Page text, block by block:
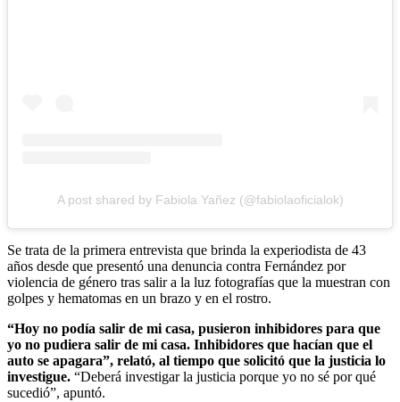
A post shared by Fabiola Yañez (@fabiolaoficialok)
Se trata de la primera entrevista que brinda la experiodista de 43
años desde que presentó una denuncia contra Fernández por
violencia de género tras salir a la luz fotografías que la muestran con
golpes y hematomas en un brazo y en el rostro.
“Hoy no podía salir de mi casa, pusieron inhibidores para que
yo no pudiera salir de mi casa. Inhibidores que hacían que el
auto se apagara”, relató, al tiempo que solicitó que la justicia lo
investigue. “Deberá investigar la justicia porque yo no sé por qué
sucedió”, apuntó.